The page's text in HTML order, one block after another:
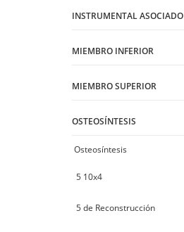
INSTRUMENTAL ASOCIADO
MIEMBRO INFERIOR
MIEMBRO SUPERIOR
OSTEOSÍNTESIS
Osteosíntesis
5 10x4
5 de Reconstrucción